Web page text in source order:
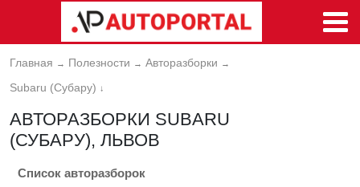
Главная → Полезности → Авторазборки →
Subaru (Субару) ↓
АВТОРАЗБОРКИ SUBARU
(СУБАРУ), ЛЬВОВ
Список авторазборок